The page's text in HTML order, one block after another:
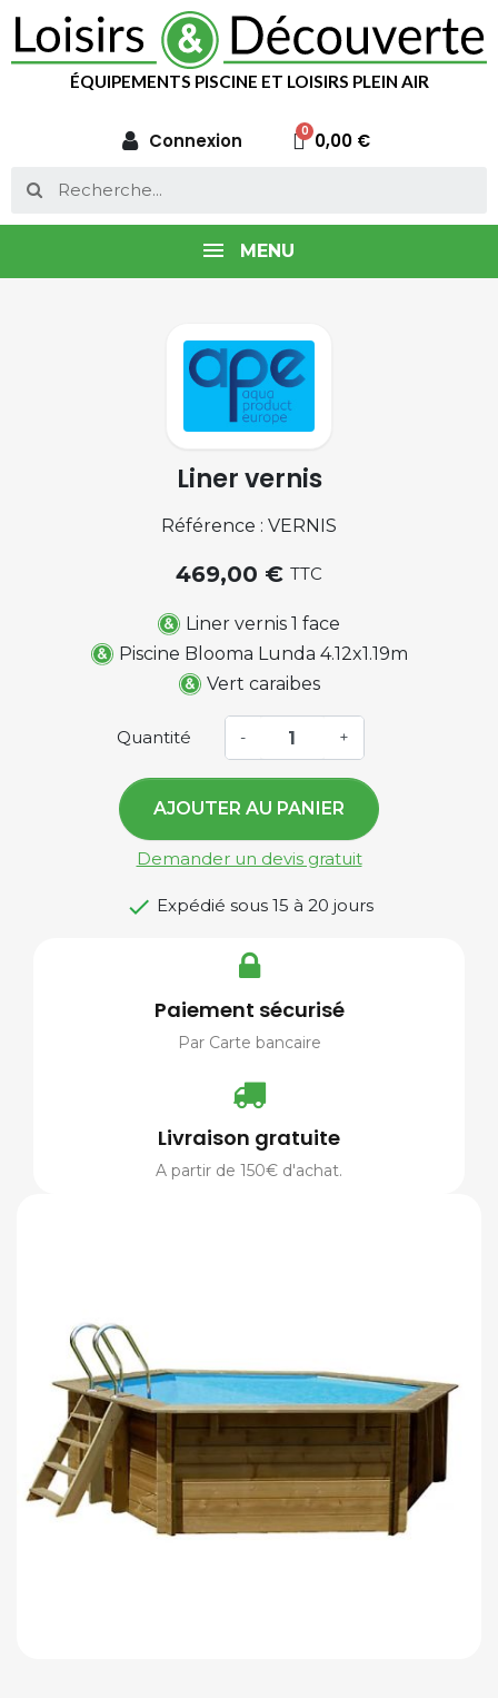
ÉQUIPEMENTS PISCINE ET LOISIRS PLEIN AIR
Connexion 0,00 €
MENU
Liner vernis
Référence : VERNIS
469,00 € TTC
Liner vernis 1 face
Piscine Blooma Lunda 4.12x1.19m
Vert caraibes
Quantité - +
AJOUTER AU PANIER
Demander un devis gratuit
 Expédié sous 15 à 20 jours
Paiement sécurisé
Par Carte bancaire
Livraison gratuite
A partir de 150€ d'achat.